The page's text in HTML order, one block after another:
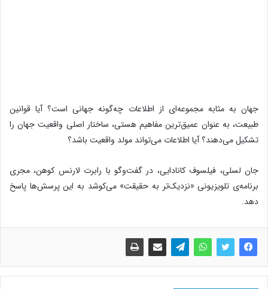
جهان به مثابه مجموعه‌ای از اطلاعات چه‌گونه جهانی است؟ آیا قوانین
طبیعت، به عنوان عمیق‌ترین مفاهیم هستی، ساختار اصلی واقعیت جهان را
تشکیل می‌دهند؟ آیا اطلاعات می‌تواند مولد واقعیت باشد؟
جان لسلی، فیلسوف کانادایی، در گفت‌وگو با رابرت لارنس کوهن، مجری
برنامه‌ی تلویزیونی «نزدیک‌تر به حقیقت» می‌کوشد به این پرسش‌ها پاسخ
دهد.